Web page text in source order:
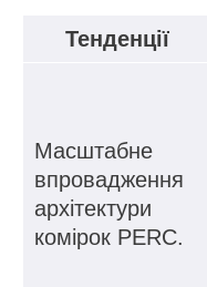
Тенденції
Масштабне
впровадження
архітектури
комірок PERC.